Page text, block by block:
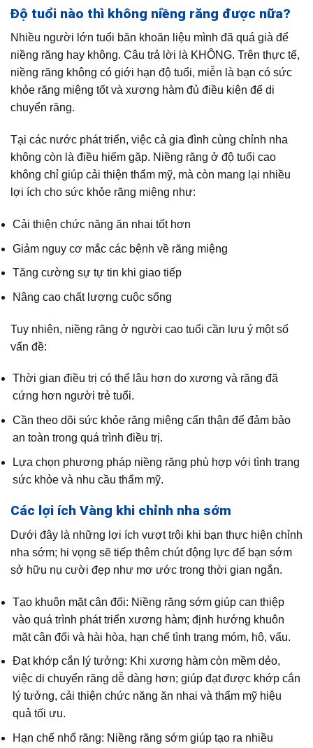
Độ tuổi nào thì không niềng răng được nữa?
Nhiều người lớn tuổi băn khoăn liệu mình đã quá già để
niềng răng hay không. Câu trả lời là KHÔNG. Trên thực tế,
niềng răng không có giới hạn độ tuổi, miễn là bạn có sức
khỏe răng miệng tốt và xương hàm đủ điều kiện để di
chuyển răng.
Tại các nước phát triển, việc cả gia đình cùng chỉnh nha
không còn là điều hiếm gặp. Niềng răng ở độ tuổi cao
không chỉ giúp cải thiện thẩm mỹ, mà còn mang lại nhiều
lợi ích cho sức khỏe răng miệng như:
Cải thiện chức năng ăn nhai tốt hơn
Giảm nguy cơ mắc các bệnh về răng miệng
Tăng cường sự tự tin khi giao tiếp
Nâng cao chất lượng cuộc sống
Tuy nhiên, niềng răng ở người cao tuổi cần lưu ý một số
vấn đề:
Thời gian điều trị có thể lâu hơn do xương và răng đã
cứng hơn người trẻ tuổi.
Cần theo dõi sức khỏe răng miệng cẩn thận để đảm bảo
an toàn trong quá trình điều trị.
Lựa chọn phương pháp niềng răng phù hợp với tình trạng
sức khỏe và nhu cầu thẩm mỹ.
Các lợi ích Vàng khi chỉnh nha sớm
Dưới đây là những lợi ích vượt trội khi bạn thực hiện chỉnh
nha sớm; hi vọng sẽ tiếp thêm chút động lực để bạn sớm
sở hữu nụ cười đẹp như mơ ước trong thời gian ngắn.
Tạo khuôn mặt cân đối: Niềng răng sớm giúp can thiệp
vào quá trình phát triển xương hàm; định hướng khuôn
mặt cân đối và hài hòa, hạn chế tình trạng móm, hô, vẩu.
Đạt khớp cắn lý tưởng: Khi xương hàm còn mềm dẻo,
việc di chuyển răng dễ dàng hơn; giúp đạt được khớp cắn
lý tưởng, cải thiện chức năng ăn nhai và thẩm mỹ hiệu
quả tối ưu.
Hạn chế nhổ răng: Niềng răng sớm giúp tạo ra nhiều